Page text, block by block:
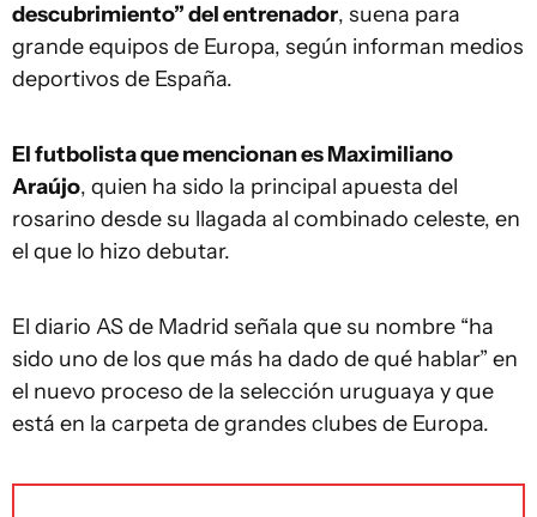
descubrimiento” del entrenador, suena para
grande equipos de Europa, según informan medios
deportivos de España.
El futbolista que mencionan es Maximiliano
Araújo, quien ha sido la principal apuesta del
rosarino desde su llagada al combinado celeste, en
el que lo hizo debutar.
El diario AS de Madrid señala que su nombre “ha
sido uno de los que más ha dado de qué hablar” en
el nuevo proceso de la selección uruguaya y que
está en la carpeta de grandes clubes de Europa.